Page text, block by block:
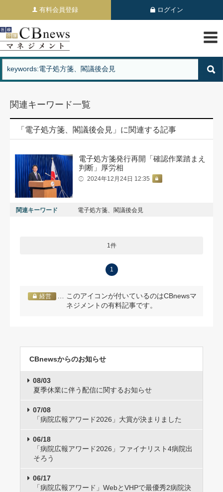
有料会員登録 ログイン
関連キーワード一覧
「電子処方箋、閣議後会見」に関連する記事
電子処方箋発行再開「確認作業踏まえ
判断」厚労相
2024年12月24日 12:35
関連キーワード 電子処方箋、閣議後会見
1件
1
経営
… このアイコンが付いているのはCBnewsマ
ネジメントの有料記事です。
CBnewsからのお知らせ
08/03
夏季休業に伴う配信に関するお知らせ
07/08
「病院広報アワード2026」大賞が決まりました
06/18
「病院広報アワード2026」ファイナリスト4病院出
そろう
06/17
「病院広報アワード」WebとVHPで最優秀2病院決